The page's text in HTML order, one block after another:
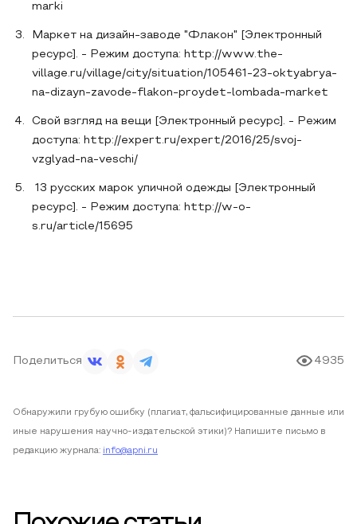
marki
Маркет на дизайн-заводе "Флакон" [Электронный
ресурс]. - Режим доступа: http://www.the-
village.ru/village/city/situation/105461-23-oktyabrya-
na-dizayn-zavode-flakon-proydet-lombada-market
Свой взгляд на вещи [Электронный ресурс]. - Режим
доступа: http://expert.ru/expert/2016/25/svoj-
vzglyad-na-veschi/
13 русских марок уличной одежды [Электронный
ресурс]. - Режим доступа: http://w-o-
s.ru/article/15695
Поделиться 4935
Обнаружили грубую ошибку (плагиат, фальсифицированные данные или
иные нарушения научно-издательской этики)? Напишите письмо в
редакцию журнала: info@apni.ru